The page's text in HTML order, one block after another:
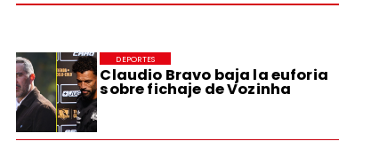
Claudio Bravo baja la euforia
sobre fichaje de Vozinha
DEPORTES